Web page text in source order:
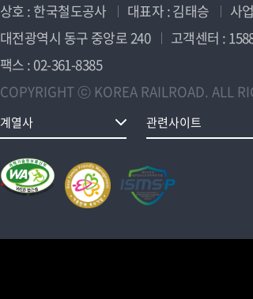
상호 : 한국철도공사 대표자 : 김태승 사
대전광역시 동구 중앙로 240
고객센터 :
팩스 : 02-361-8385
COPYRIGHT ⓒ KOREA RAILROAD. ALL
계열사 관련사이트